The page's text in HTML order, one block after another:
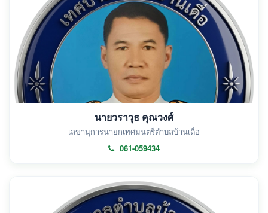
นายวราวุธ คุณวงศ์
เลขานุการนายกเทศมนตรีตำบลบ้านเดื่อ
061-059434